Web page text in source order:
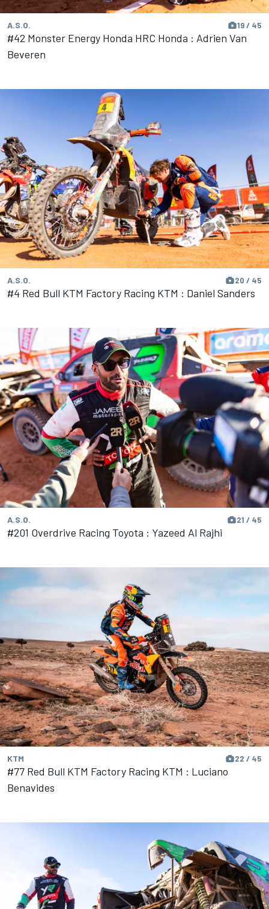
A.S.O. 19 / 45
#42 Monster Energy Honda HRC Honda : Adrien Van
Beveren
A.S.O. 20 / 45
#4 Red Bull KTM Factory Racing KTM : Daniel Sanders
A.S.O. 21 / 45
#201 Overdrive Racing Toyota : Yazeed Al Rajhi
KTM 22 / 45
#77 Red Bull KTM Factory Racing KTM : Luciano
Benavides